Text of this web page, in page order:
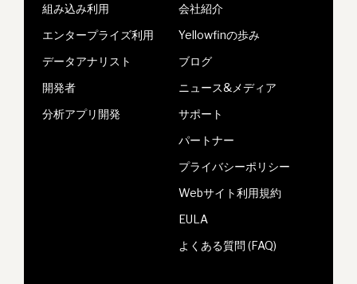
組み込み利用
エンタープライズ利用
データアナリスト
開発者
分析アプリ開発
会社紹介
Yellowfinの歩み
ブログ
ニュース&メディア
サポート
パートナー
プライバシーポリシー
Webサイト利用規約
EULA
よくある質問 (FAQ)